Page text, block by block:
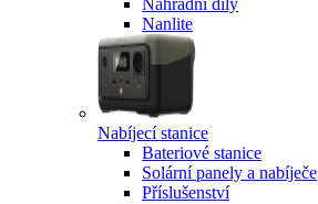
Náhradní díly
Nanlite
Nabíjecí stanice
Bateriové stanice
Solární panely a nabíječe
Příslušenství